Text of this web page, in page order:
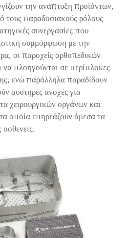
την ανάπτυξη προϊόντων,
τους παραδοσιακούς ρόλους
συνεργασίες που
συμμόρφωση με την
οι παροχείς ορθοπεδικών
πλοηγούνται σε περίπλοκες
ενώ παράλληλα παραδίδουν
αυστηρές ανοχές για
χειρουργικών οργάνων και
οποία επηρεάζουν άμεσα τα